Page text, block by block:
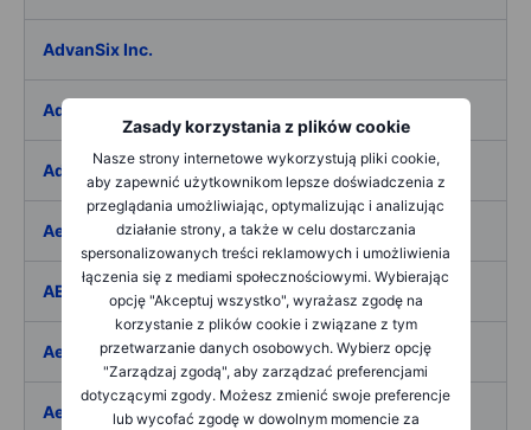
Zasady korzystania z plików cookie
Nasze strony internetowe wykorzystują pliki cookie,
aby zapewnić użytkownikom lepsze doświadczenia z
przeglądania umożliwiając, optymalizując i analizując
działanie strony, a także w celu dostarczania
spersonalizowanych treści reklamowych i umożliwienia
łączenia się z mediami społecznościowymi. Wybierając
opcję "Akceptuj wszystko", wyrażasz zgodę na
korzystanie z plików cookie i związane z tym
przetwarzanie danych osobowych. Wybierz opcję
"Zarządzaj zgodą", aby zarządzać preferencjami
dotyczącymi zgody. Możesz zmienić swoje preferencje
lub wycofać zgodę w dowolnym momencie za
AdvanSix Inc.
Advantage Solutions Inc.
Adyen NV
Aebi Schmidt Holding AG
AECOM
Aedes SpA
Aedifica SICAFI SA